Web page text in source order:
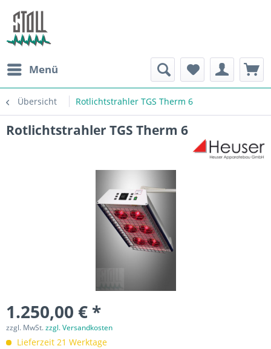
Menü
Übersicht Rotlichtstrahler TGS Therm 6
Rotlichtstrahler TGS Therm 6
1.250,00 € *
zzgl. MwSt.zzgl. Versandkosten
Lieferzeit 21 Werktage